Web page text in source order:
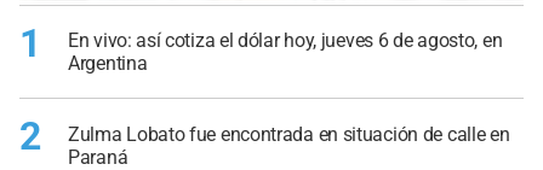
1
En vivo: así cotiza el dólar hoy, jueves 6 de agosto, en
Argentina
2
Zulma Lobato fue encontrada en situación de calle en
Paraná